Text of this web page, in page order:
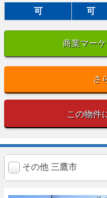
可 可
商業マー
さ
この物件
その他 三鷹市